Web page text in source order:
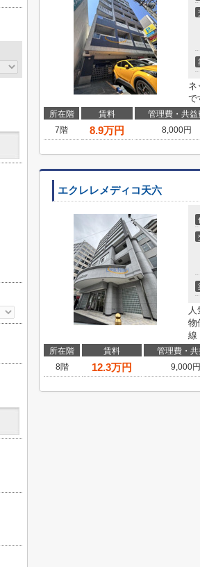
ネ
で
所在階 賃料 管理費・共益
7階
8.9万円 8,000円
エクレレメディコ天六
物
線
所在階 賃料 管理費・
8階
12.3万円 9,000円